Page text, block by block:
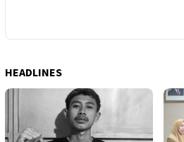
HEADLINES